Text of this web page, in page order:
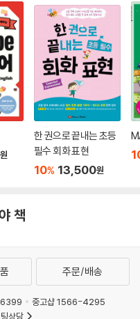
수 있어요.(별도 구매 필요)
원
한 권으로 끝내는 초등
필수 회화 표현
10% 13,500원
책
주문/배송
중고샵 1566-4295
상담